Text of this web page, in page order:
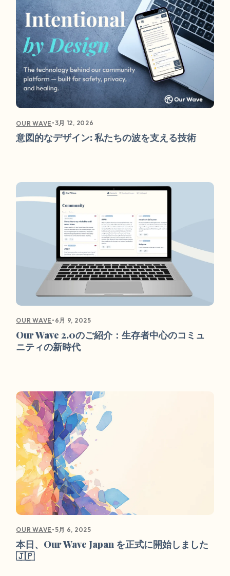
OUR WAVE •3月 12, 2026
意図的なデザイン: 私たちの波を支える技術
OUR WAVE • 6月 9, 2025
Our Wave 2.0のご紹介：生存者中心のコミュ
ニティの新時代
OUR WAVE • 5月 6, 2025
本日、Our Wave Japan を正式に開始しました
🇯🇵